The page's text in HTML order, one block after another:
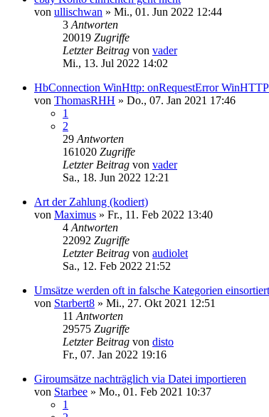
von ullischwan » Mi., 01. Jun 2022 12:44
3 Antworten
20019 Zugriffe
Letzter Beitrag von vader
Mi., 13. Jul 2022 14:02
HbConnection WinHttp: onRequestError
von ThomasRHH » Do., 07. Jan 2021 17:46
1
2
29 Antworten
161020 Zugriffe
Letzter Beitrag von vader
Sa., 18. Jun 2022 12:21
Art der Zahlung (kodiert)
von Maximus » Fr., 11. Feb 2022 13:40
4 Antworten
22092 Zugriffe
Letzter Beitrag von audiolet
Sa., 12. Feb 2022 21:52
Umsätze werden oft in falsche Kategorien
von Starbert8 » Mi., 27. Okt 2021 12:51
11 Antworten
29575 Zugriffe
Letzter Beitrag von disto
Fr., 07. Jan 2022 19:16
Giroumsätze nachträglich via Datei importieren
von Starbee » Mo., 01. Feb 2021 10:37
1